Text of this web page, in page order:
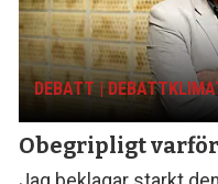
DEBATT |
Obegripligt varför